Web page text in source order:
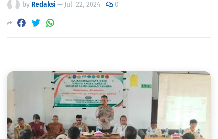
by Redaksi — Juli 22, 2024 0